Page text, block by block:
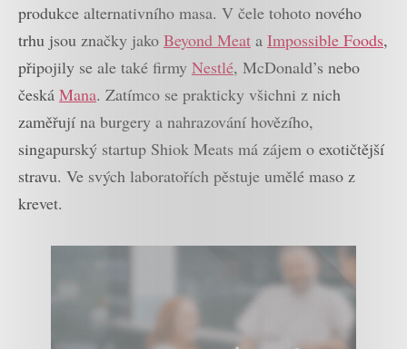
produkce alternativního masa. V čele tohoto nového
trhu jsou značky jako Beyond Meat a Impossible Foods,
připojily se ale také firmy Nestlé, McDonald’s nebo
česká Mana. Zatímco se prakticky všichni z nich
zaměřují na burgery a nahrazování hovězího,
singapurský startup Shiok Meats má zájem o exotičtější
stravu. Ve svých laboratořích pěstuje umělé maso z
krevet.